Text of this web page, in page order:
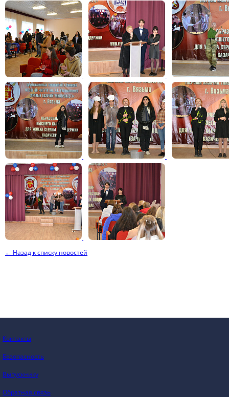
← Назад к списку новостей
Контакты
Безопасность
Выпускнику
Обратная связь